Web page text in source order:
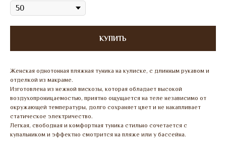
КУПИТЬ
Женская однотонная пляжная туника на кулиске, с длинным рукавом и
отделкой из макраме.
Изготовлена из нежной вискозы, которая обладает высокой
воздухопроницаемостью, приятно ощущается на теле независимо от
окружающей температуры, долго сохраняет цвет и не накапливает
статическое электричество.
Легкая, свободная и комфортная туника стильно сочетается с
купальником и эффектно смотрится на пляже или у бассейна.